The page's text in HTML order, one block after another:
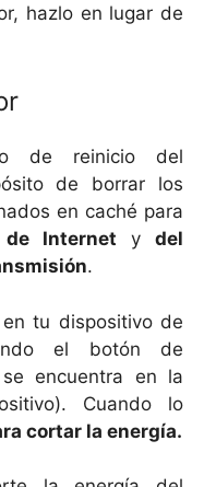
hazlo en lugar de
de reinicio del
de borrar los
en caché para
de Internet ydel
.
tu dispositivo de
el botón de
encuentra en la
Cuando lo
cortar la energía.